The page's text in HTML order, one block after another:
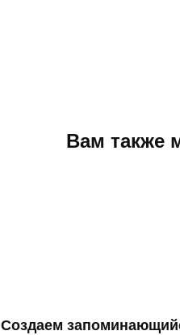
Вам также
Создаем